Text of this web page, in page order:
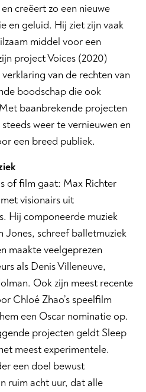
creëert zo een nieuwe
en geluid. Hij ziet zijn vaak
middel voor een
project Voices (2020)
van de rechten van
boodschap die ook
baanbrekende projecten
weer te vernieuwen en
een breed publiek.
of film gaat: Max Richter
visionairs uit
Hij componeerde muziek
schreef balletmuziek
maakte veelgeprezen
als Denis Villeneuve,
Ook zijn meest recente
Chloé Zhao’s speelfilm
een Oscar nominatie op.
projecten geldt Sleep
meest experimentele.
een doel bewust
ruim acht uur, dat alle